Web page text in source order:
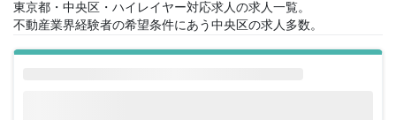
東京都・中央区・ハイレイヤー対応求人の求人一覧。
不動産業界経験者の希望条件にあう中央区の求人多数。